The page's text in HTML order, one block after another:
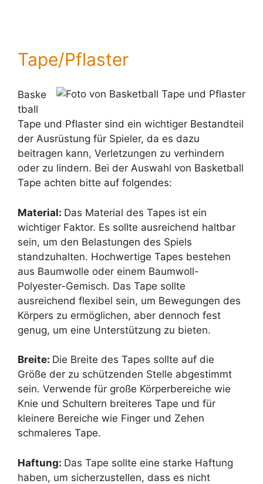
Tape/Pflaster
Baske
tball
Tape und Pflaster sind ein wichtiger Bestandteil
der Ausrüstung für Spieler, da es dazu
beitragen kann, Verletzungen zu verhindern
oder zu lindern. Bei der Auswahl von Basketball
Tape achten bitte auf folgendes:
Material: Das Material des Tapes ist ein
wichtiger Faktor. Es sollte ausreichend haltbar
sein, um den Belastungen des Spiels
standzuhalten. Hochwertige Tapes bestehen
aus Baumwolle oder einem Baumwoll-
Polyester-Gemisch. Das Tape sollte
ausreichend flexibel sein, um Bewegungen des
Körpers zu ermöglichen, aber dennoch fest
genug, um eine Unterstützung zu bieten.
Breite: Die Breite des Tapes sollte auf die
Größe der zu schützenden Stelle abgestimmt
sein. Verwende für große Körperbereiche wie
Knie und Schultern breiteres Tape und für
kleinere Bereiche wie Finger und Zehen
schmaleres Tape.
Haftung: Das Tape sollte eine starke Haftung
haben, um sicherzustellen, dass es nicht